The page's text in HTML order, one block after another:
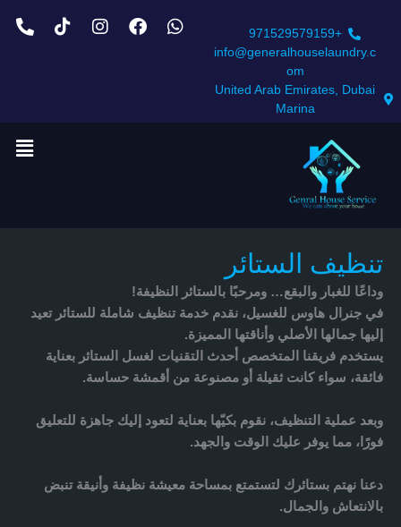
+971529579159
info@generalhouselaundry.c
om
United Arab Emirates, Dubai
Marina
Whatsapp
Facebook
Instagram
Tiktok
alt
تنظيف الستائر
وداعًا للغبار والبقع… ومرحبًا بالستائر النظيفة!
في جنرال هاوس للغسيل، نقدم خدمة تنظيف شاملة للستائر تعيد
إليها جمالها الأصلي وأناقتها المميزة.
يستخدم فريقنا المتخصص أحدث التقنيات لغسل الستائر بعناية
فائقة، سواء كانتثقيلة أو مصنوعة من أقمشة حساسة.
وبعد عملية التنظيف، نقوم بكيّها بعناية لتعود إليك جاهزة للتعليق
فورًا، مما يوفر عليك الوقت والجهد.
دعنا نهتم بستائرك لتستمتع بمساحة معيشة نظيفة وأنيقة تنبض
بالانتعاش والجمال.